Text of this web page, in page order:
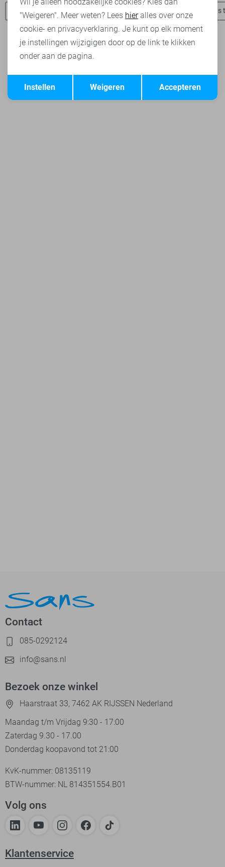
Tommy Jeans jassen Tommy Jeans t-shirts Tommy Jeans
Contact
085-0292124
info@sans.nl
Bezoek onze winkel
Haarstraat 33, 7462 AK RIJSSEN Nederland
Maandag t/m Vrijdag 9:30 - 17:00
Zaterdag 9.30 - 17.00
Donderdag koopavond tot 21:00
KvK-nummer: 08135119
BTW-nummer: NL 814351554.B01
Volg ons
Klantenservice
Terug Opslaan
"Weigeren". Meer weten? Lees hieralles over onze
cookie- en privacyverklaring. Je kunt op elk moment
je instellingen wijzigigen door op de link te klikken
onder aan de pagina.
Accepteren
Weigeren
Instellen